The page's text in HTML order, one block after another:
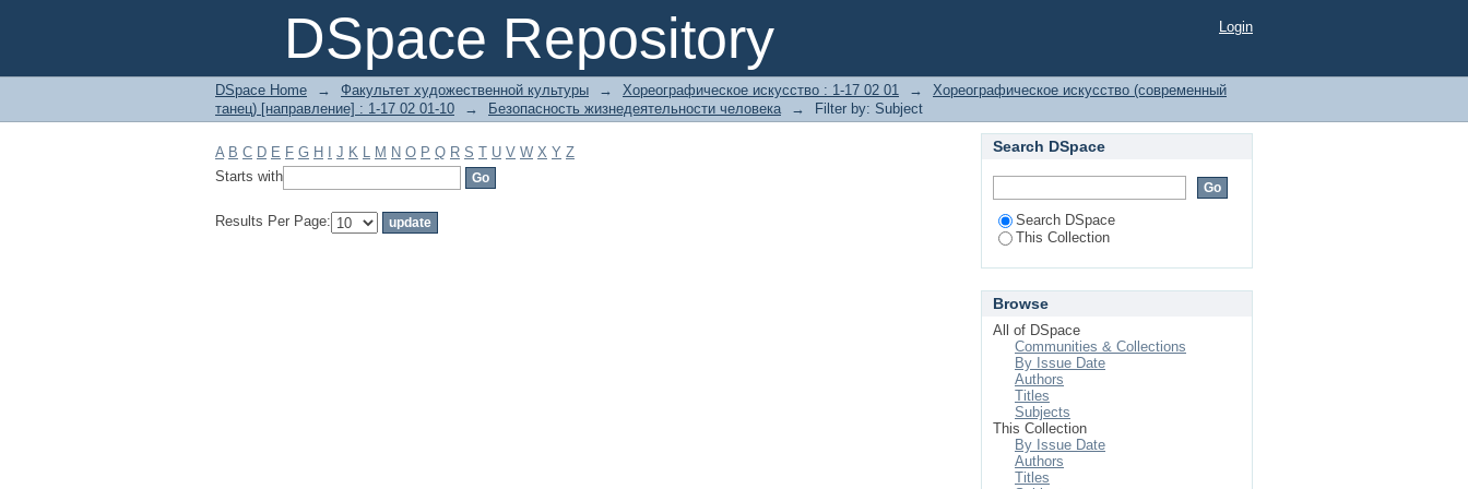
DSpace Repository
Filter by: Subject Login
DSpace Home → Факультет художественной культуры → Хореографическое искусство : 1-17 02 01 →
Хореографическое искусство (современный
танец) [направление] : 1-17 02 01-10
→ Безопасность жизнедеятельности человека → Filter by: Subject
A B C D E F G H J K L M N O P Q R S T U V W X Y Z
Starts with
Results Per Page:
Search DSpace
Search DSpace
This Collection
Browse
All of DSpace
Communities & Collections
By Issue Date
Authors
Titles
Subjects
This Collection
By Issue Date
Authors
Titles